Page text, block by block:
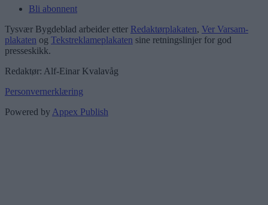
Bli abonnent
Tysvær Bygdeblad arbeider etter Redaktørplakaten, Ver Varsam-
plakaten og Tekstreklameplakaten sine retningslinjer for god
presseskikk.
Redaktør: Alf-Einar Kvalavåg
Personvernerklæring
Powered by Appex Publish